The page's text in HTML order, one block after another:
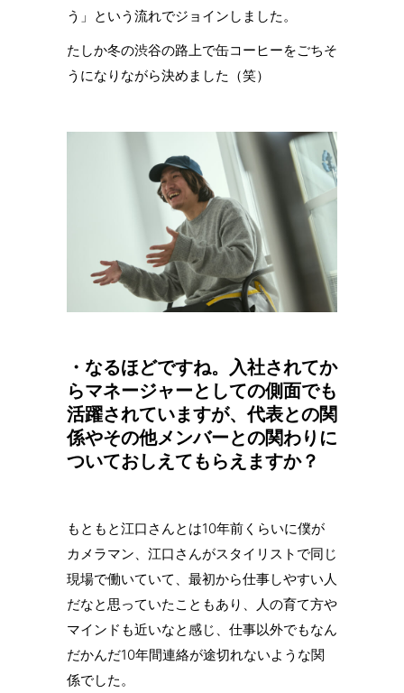
う」という流れでジョインしました。
たしか冬の渋谷の路上で缶コーヒーをごちそ
うになりながら決めました（笑）
・なるほどですね。入社されてか
らマネージャーとしての側面でも
活躍されていますが、代表との関
係やその他メンバーとの関わりに
ついておしえてもらえますか？
もともと江口さんとは10年前くらいに僕が
カメラマン、江口さんがスタイリストで同じ
現場で働いていて、最初から仕事しやすい人
だなと思っていたこともあり、人の育て方や
マインドも近いなと感じ、仕事以外でもなん
だかんだ10年間連絡が途切れないような関
係でした。